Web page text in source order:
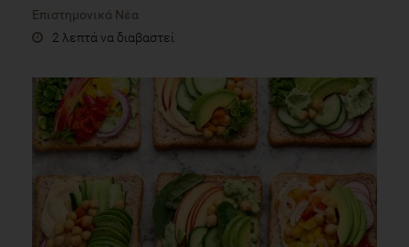
Επιστημονικά Νέα
2 λεπτά να διαβαστεί